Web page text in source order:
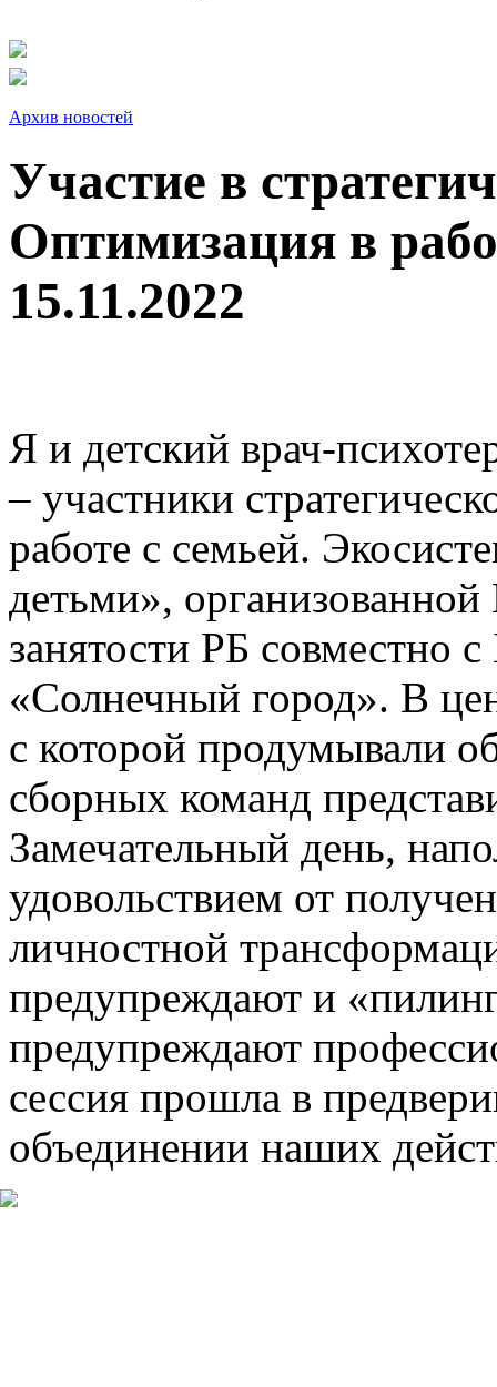
Архив новостей
Участие в
Оптимизация в
15.11.2022
Я и детский врач-
– участники
работе с семьей.
детьми»,
занятости РБ совместно
«Солнечный город». В
с которой продумывали
сборных команд
Замечательный день,
удовольствием от
личностной
предупреждают и
предупреждают
сессия прошла в
объединении наших